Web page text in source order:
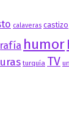
calaveras castizo
humor
turquía TV